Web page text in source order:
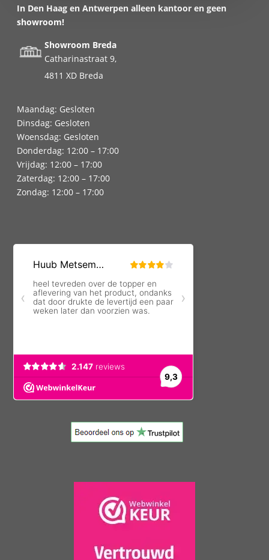
In Den Haag en Antwerpen alleen kantoor en geen
showroom!
Showroom Breda
Catharinastraat 9,
4811 XD Breda
Maandag: Gesloten
Dinsdag: Gesloten
Woensdag: Gesloten
Donderdag: 12:00 – 17:00
Vrijdag: 12:00 – 17:00
Zaterdag: 12:00 – 17:00
Zondag: 12:00 – 17:00